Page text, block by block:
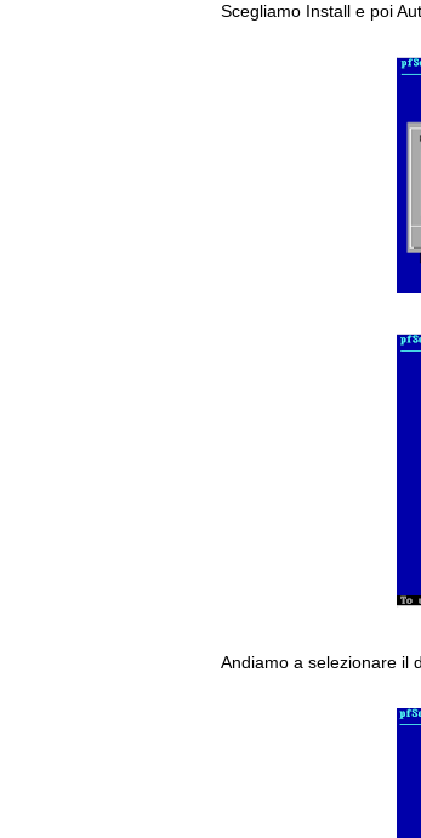
Scegliamo Install e poi
Andiamo a selezionare il